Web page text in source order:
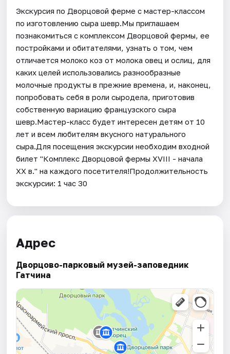
Экскурсия по Дворцовой ферме с мастер-классом
по изготовлению сыра шевр.Мы приглашаем
познакомиться с комплексом Дворцовой фермы, ее
постройками и обитателями, узнать о том, чем
отличается молоко коз от молока овец и ослиц, для
каких целей использовались разнообразные
молочные продукты в прежние времена, и, наконец,
попробовать себя в роли сыродела, приготовив
собственную вариацию французского сыра
шевр.Мастер-класс будет интересен детям от 10
лет и всем любителям вкусного натурального
сыра.Для посещения экскурсии необходим входной
билет "Комплекс Дворцовой фермы XVIII - начала
XX в." на каждого посетителя!Продолжительность
экскурсии: 1 час 30
Адрес
Дворцово-парковый музей-заповедник
Гатчина